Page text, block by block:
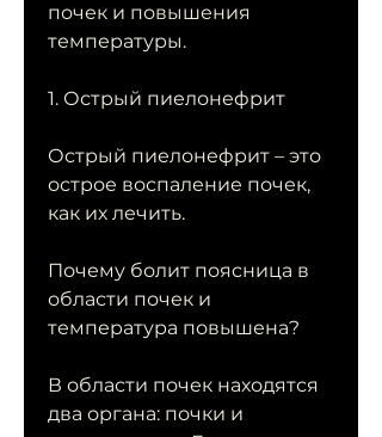
почек и повышения
температуры.
1. Острый пиелонефрит
Острый пиелонефрит – это
острое воспаление почек,
как их лечить.
Почему болит поясница в
области почек и
температура повышена?
В области почек находятся
два органа: почки и